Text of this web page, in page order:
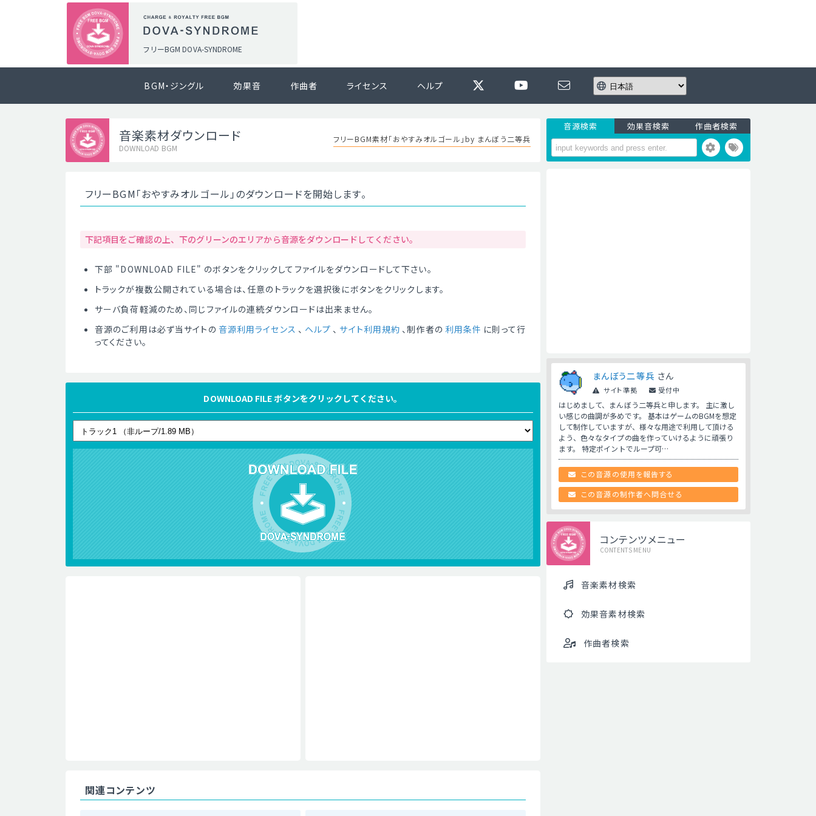
フリーBGM DOVA-SYNDROME
BGM・ジングル 効果音 作曲者 ライセンス ヘルプ
音楽素材ダウンロード
DOWNLOAD BGM
フリーBGM素材「おやすみオルゴール」by まんぼう二等兵
フリーBGM「おやすみオルゴール」のダウンロードを開始します。
下記項目をご確認の上、下のグリーンのエリアから音源をダウンロードしてください。
下部 "DOWNLOAD FILE" のボタンをクリックしてファイルをダウンロードして下さい。
トラックが複数公開されている場合は、任意のトラックを選択後にボタンをクリックします。
サーバ負荷軽減のため、同じファイルの連続ダウンロードは出来ません。
音源のご利用は必ず当サイトの 音源利用ライセンス 、 ヘルプ 、 サイト利用規約 、制作者の 利用条件 に則って行
ってください。
DOWNLOAD FILE ボタンをクリックしてください。
関連コンテンツ
音源検索 効果音検索 作曲者検索
まんぼう二等兵 さん
サイト準拠 受付中
はじめまして、まんぼう二等兵と申します。 主に激し
い感じの曲調が多めです。 基本はゲームのBGMを想定
して制作していますが、様々な用途で利用して頂ける
よう、色々なタイプの曲を作っていけるように頑張り
ます。 特定ポイントでループ可…
この音源の使用を報告する
この音源の制作者へ問合せる
コンテンツメニュー
CONTENTS MENU
音楽素材検索
効果音素材検索
作曲者検索